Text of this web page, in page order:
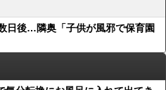
日後…隣奥「子供が風邪で保育園